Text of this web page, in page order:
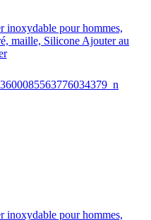
inoxydable pour hommes,
maille, Silicone Ajouter au
inoxydable pour hommes,